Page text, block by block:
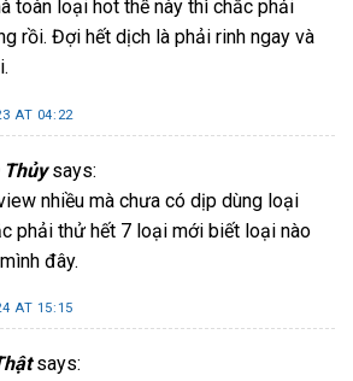
toàn loại hot thế này thì chắc phải
rồi. Đợi hết dịch là phải rinh ngay và
AT 04:22
Thủy says:
nhiều mà chưa có dịp dùng loại
phải thử hết 7 loại mới biết loại nào
đây.
AT 15:15
says: